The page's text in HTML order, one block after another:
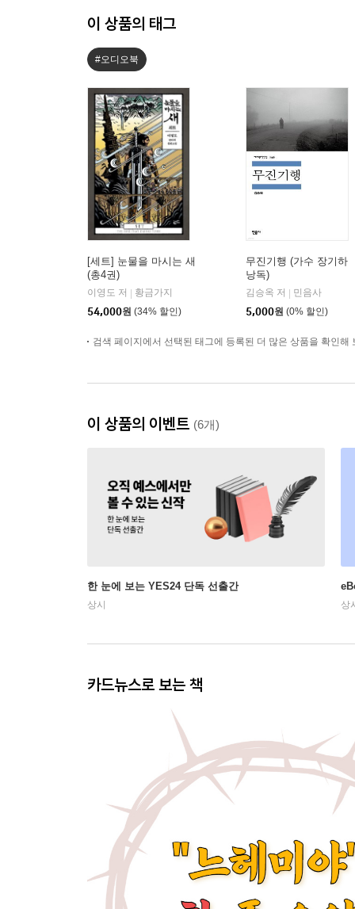
이 상품의 태그
#오디오북
[세트] 눈물을 마시는 새
(총4권)
이영도 저
황금가지
54,000원 (34% 할인)
무진기행 (가수 장기하
낭독)
김승옥 저
민음사
5,000원 (0% 할인)
검색 페이지에서 선택된 태그에 등록된 더 많은 상품을 확인해
이 상품의 이벤트 (6개)
한 눈에 보는 YES24 단독 선출간
상시 상
카드뉴스로 보는 책